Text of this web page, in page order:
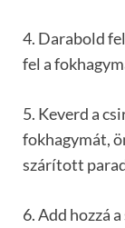
4. Darabold
fel a
5. Keverd a
fokhagymát,
szárított
6. Add hozzá